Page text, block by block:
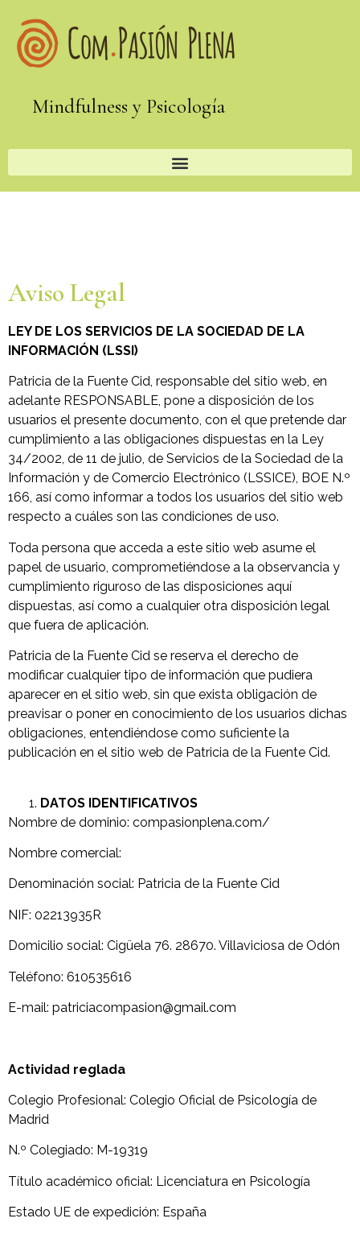
Mindfulness y Psicología
Aviso Legal
LEY DE LOS SERVICIOS DE LA SOCIEDAD DE LA
INFORMACIÓN (LSSI)
Patricia de la Fuente Cid, responsable del sitio web, en
adelante RESPONSABLE, pone a disposición de los
usuarios el presente documento, con el que pretende dar
cumplimiento a las obligaciones dispuestas en la Ley
34/2002, de 11 de julio, de Servicios de la Sociedad de la
Información y de Comercio Electrónico (LSSICE), BOE N.º
166, así como informar a todos los usuarios del sitio web
respecto a cuáles son las condiciones de uso.
Toda persona que acceda a este sitio web asume el
papel de usuario, comprometiéndose a la observancia y
cumplimiento riguroso de las disposiciones aquí
dispuestas, así como a cualquier otra disposición legal
que fuera de aplicación.
Patricia de la Fuente Cid se reserva el derecho de
modificar cualquier tipo de información que pudiera
aparecer en el sitio web, sin que exista obligación de
preavisar o poner en conocimiento de los usuarios dichas
obligaciones, entendiéndose como suficiente la
publicación en el sitio web de Patricia de la Fuente Cid.
DATOS IDENTIFICATIVOS
Nombre de dominio: compasionplena.com/
Nombre comercial:
Denominación social: Patricia de la Fuente Cid
NIF: 02213935R
Domicilio social: Cigüela 76. 28670. Villaviciosa de Odón
Teléfono: 610535616
E-mail: patriciacompasion@gmail.com
Actividad reglada
Colegio Profesional: Colegio Oficial de Psicología de
Madrid
N.º Colegiado: M-19319
Título académico oficial: Licenciatura en Psicología
Estado UE de expedición: España